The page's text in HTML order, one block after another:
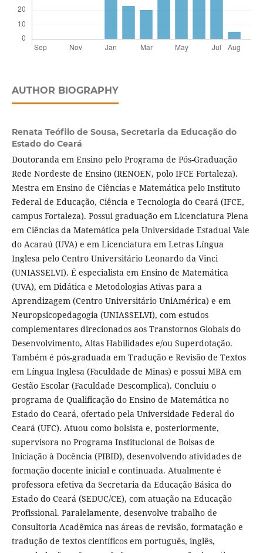
AUTHOR BIOGRAPHY
Renata Teófilo de Sousa, Secretaria da Educação do
Estado do Ceará
Doutoranda em Ensino pelo Programa de Pós-Graduação
Rede Nordeste de Ensino (RENOEN, polo IFCE Fortaleza).
Mestra em Ensino de Ciências e Matemática pelo Instituto
Federal de Educação, Ciência e Tecnologia do Ceará (IFCE,
campus Fortaleza). Possui graduação em Licenciatura Plena
em Ciências da Matemática pela Universidade Estadual Vale
do Acaraú (UVA) e em Licenciatura em Letras Língua
Inglesa pelo Centro Universitário Leonardo da Vinci
(UNIASSELVI). É especialista em Ensino de Matemática
(UVA), em Didática e Metodologias Ativas para a
Aprendizagem (Centro Universitário UniAmérica) e em
Neuropsicopedagogia (UNIASSELVI), com estudos
complementares direcionados aos Transtornos Globais do
Desenvolvimento, Altas Habilidades e/ou Superdotação.
Também é pós-graduada em Tradução e Revisão de Textos
em Língua Inglesa (Faculdade de Minas) e possui MBA em
Gestão Escolar (Faculdade Descomplica). Concluiu o
programa de Qualificação do Ensino de Matemática no
Estado do Ceará, ofertado pela Universidade Federal do
Ceará (UFC). Atuou como bolsista e, posteriormente,
supervisora no Programa Institucional de Bolsas de
Iniciação à Docência (PIBID), desenvolvendo atividades de
formação docente inicial e continuada. Atualmente é
professora efetiva da Secretaria da Educação Básica do
Estado do Ceará (SEDUC/CE), com atuação na Educação
Profissional. Paralelamente, desenvolve trabalho de
Consultoria Acadêmica nas áreas de revisão, formatação e
tradução de textos científicos em português, inglês,